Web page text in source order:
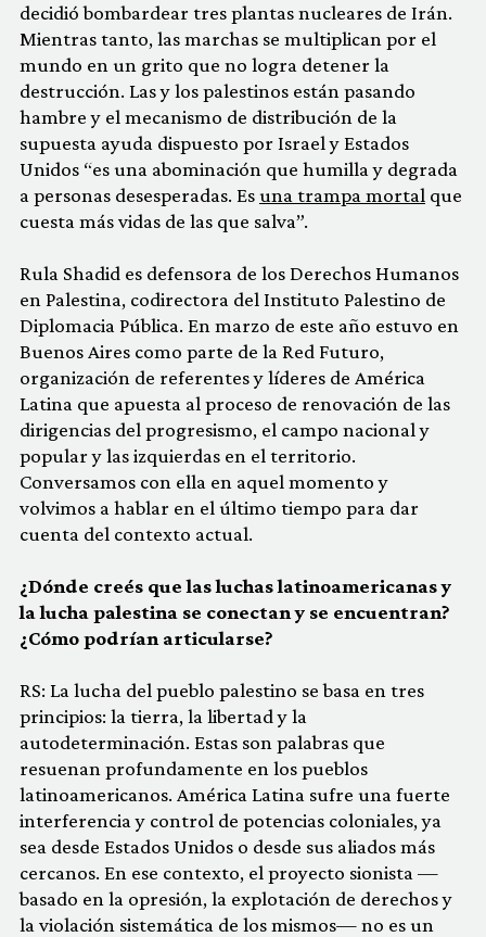
decidió bombardear tres plantas nucleares de Irán.
Mientras tanto, las marchas se multiplican por el
mundo en un grito que no logra detener la
destrucción. Las y los palestinos están pasando
hambre y el mecanismo de distribución de la
supuesta ayuda dispuesto por Israel y Estados
Unidos “es una abominación que humilla y degrada
a personas desesperadas. Esuna trampa mortal que
cuesta más vidas de las que salva”.
Rula Shadid es defensora de los Derechos Humanos
en Palestina, codirectora del Instituto Palestino de
Diplomacia Pública. En marzo de este año estuvo en
Buenos Aires como parte de la Red Futuro,
organización de referentes y líderes de América
Latina que apuesta al proceso de renovación de las
dirigencias del progresismo, el campo nacional y
popular y las izquierdas en el territorio.
Conversamos con ella en aquel momento y
volvimos a hablar en el último tiempo para dar
cuenta del contexto actual.
¿Dónde creés que las luchas latinoamericanas y
la lucha palestina se conectan y se encuentran?
¿Cómo podrían articularse?
RS: La lucha del pueblo palestino se basa en tres
principios: la tierra, la libertad y la
autodeterminación. Estas son palabras que
resuenan profundamente en los pueblos
latinoamericanos. América Latina sufre una fuerte
interferencia y control de potencias coloniales, ya
sea desde Estados Unidos o desde sus aliados más
cercanos. En ese contexto, el proyecto sionista —
basado en la opresión, la explotación de derechos y
la violación sistemática de los mismos— no es un